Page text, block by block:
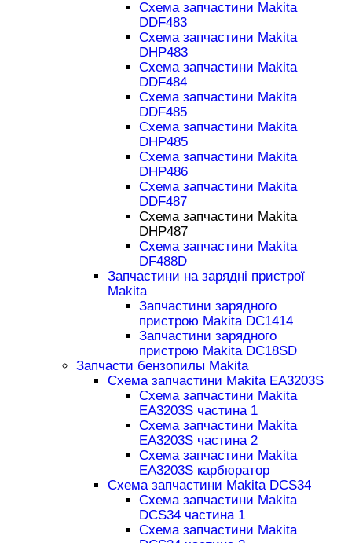
Схема запчастини Makita
DDF483
Схема запчастини Makita
DHP483
Схема запчастини Makita
DDF484
Схема запчастини Makita
DDF485
Схема запчастини Makita
DHP485
Схема запчастини Makita
DHP486
Схема запчастини Makita
DDF487
Схема запчастини Makita
DHP487
Схема запчастини Makita
DF488D
Запчастини на зарядні пристрої
Makita
Запчастини зарядного
пристрою Makita DC1414
Запчастини зарядного
пристрою Makita DC18SD
Запчасти бензопилы Makita
Схема запчастини Makita EA3203S
Схема запчастини Makita
EA3203S частина 1
Схема запчастини Makita
EA3203S частина 2
Схема запчастини Makita
EA3203S карбюратор
Схема запчастини Makita DCS34
Схема запчастини Makita
DCS34 частина 1
Схема запчастини Makita